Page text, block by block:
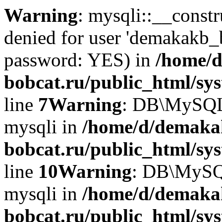
Warning:
denied for user
password: YES) in /home/
bobcat.ru/public_html/
line 7Warning:
mysqli in /home/d/
bobcat.ru/public_html/
line 10Warning:
mysqli in /home/d/
bobcat.ru/public_html/